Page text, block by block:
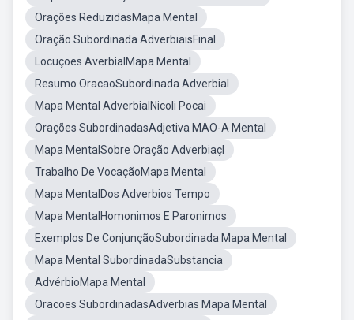
Orações ReduzidasMapa Mental
Oração Subordinada AdverbiaisFinal
Locuçoes AverbialMapa Mental
Resumo OracaoSubordinada Adverbial
Mapa Mental AdverbialNicoli Pocai
Orações SubordinadasAdjetiva MAO-A Mental
Mapa MentalSobre Oração Adverbiaçl
Trabalho De VocaçãoMapa Mental
Mapa MentalDos Adverbios Tempo
Mapa MentalHomonimos E Paronimos
Exemplos De ConjunçãoSubordinada Mapa Mental
Mapa Mental SubordinadaSubstancia
AdvérbioMapa Mental
Oracoes SubordinadasAdverbias Mapa Mental